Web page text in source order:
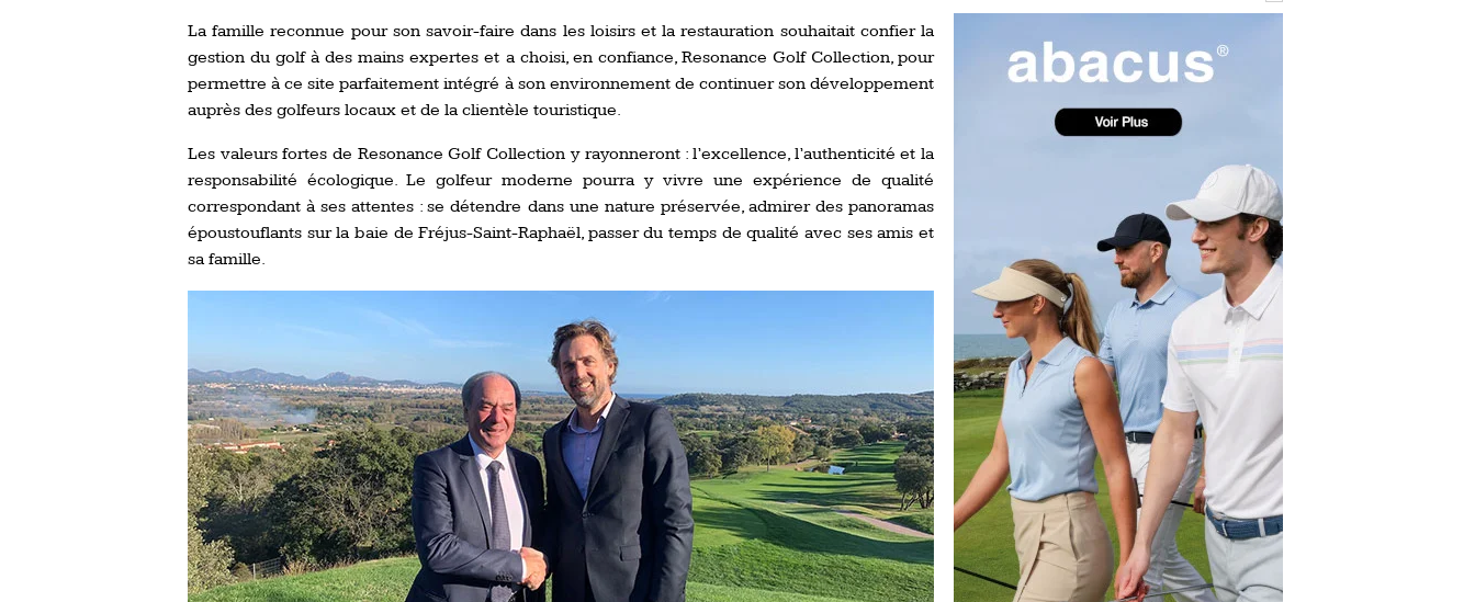
La famille reconnue pour son savoir-faire dans les loisirs et la restauration souhaitait confier la
gestion du golf à des mains expertes et a choisi, en confiance, Resonance Golf Collection, pour
permettre à ce site parfaitement intégré à son environnement de continuer son développement
auprès des golfeurs locaux et de la clientèle touristique.
Les valeurs fortes de Resonance Golf Collection y rayonneront : l’excellence, l’authenticité et la
responsabilité écologique. Le golfeur moderne pourra y vivre une expérience de qualité
correspondant à ses attentes : se détendre dans une nature préservée, admirer des panoramas
époustouflants sur la baie de Fréjus-Saint-Raphaël, passer du temps de qualité avec ses amis et
sa famille.
Amundi Evian Championship, de nouvelles
expériences immersives
Evian Resort Golf Club : Saison 2 du
Programme Performance
Series & Trophée Écologie, deux circuits
amateurs en 10 étapes
Royal Air Maroc Golf & Padel Cup : le nouvel
event sport et networking
LPGA Tour 2026 : une saison record pour le
Ladies European Tour 2026 : une saison
historique sur cinq continents
Debout en Bouts prolonge la Fashion Week à
Roland-Garros
Lacoste Ladies Open 2025 : Céline Boutier
de retour à Deauville
Aphrodite Hills Team Cup 2025 : de retour a
Chypre